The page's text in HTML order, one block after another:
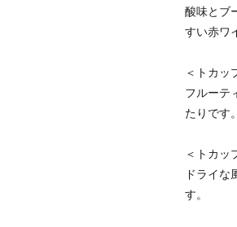
酸味とブ
すい赤ワ
＜トカ
フルーテ
たりです
＜トカ
ドライ
す。